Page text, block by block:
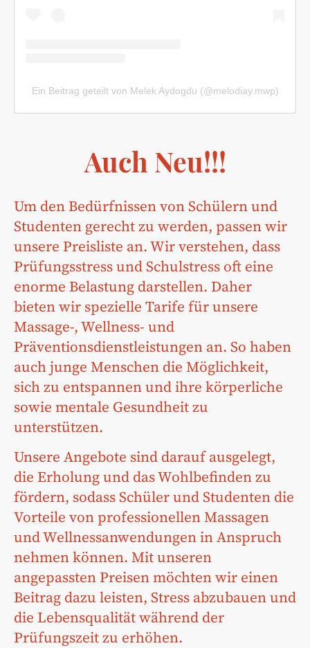
Ein Beitrag geteilt von Melek Aydogdu (@melodiay.mwp)
Auch Neu!!!
Um den Bedürfnissen von Schülern und
Studenten gerecht zu werden, passen wir
unsere Preisliste an. Wir verstehen, dass
Prüfungsstress und Schulstress oft eine
enorme Belastung darstellen. Daher
bieten wir spezielle Tarife für unsere
Massage-, Wellness- und
Präventionsdienstleistungen an. So haben
auch junge Menschen die Möglichkeit,
sich zu entspannen und ihre körperliche
sowie mentale Gesundheit zu
unterstützen.
Unsere Angebote sind darauf ausgelegt,
die Erholung und das Wohlbefinden zu
fördern, sodass Schüler und Studenten die
Vorteile von professionellen Massagen
und Wellnessanwendungen in Anspruch
nehmen können. Mit unseren
angepassten Preisen möchten wir einen
Beitrag dazu leisten, Stress abzubauen und
die Lebensqualität während der
Prüfungszeit zu erhöhen.